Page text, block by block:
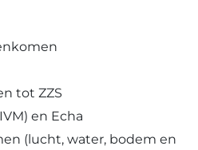
tot ZZS
en Echa
(lucht, water, bodem en